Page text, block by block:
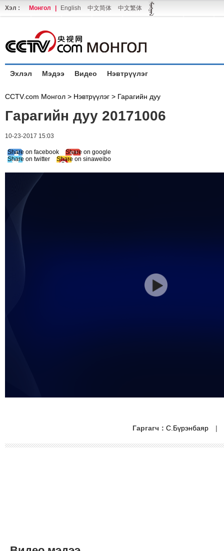
Хэл : Монгол English 中文简体 中文繁体
Эхлэл Мэдээ Видео Нэвтрүүлэг
CCTV.com Монгол > Нэвтрүүлэг > Гарагийн дуу
Гарагийн дуу 20171006
10-23-2017 15:03
Share on facebook
Share on google
Share on twitter
Share on sinaweibo
Гаргагч： С.Бүрэнбаяр |